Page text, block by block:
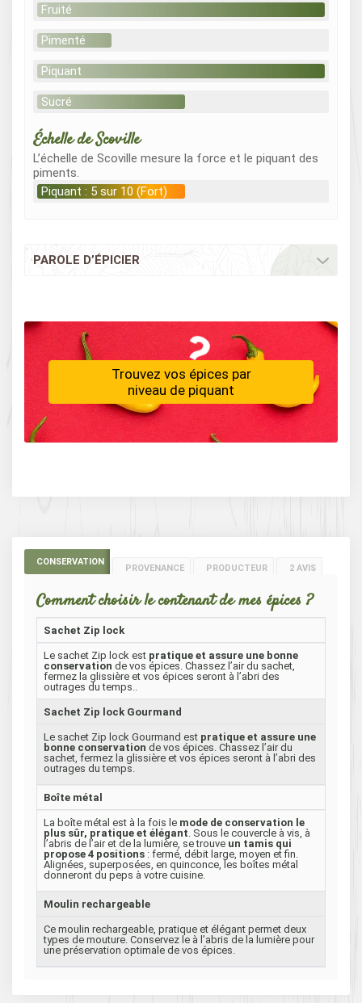
Fruité
Pimenté
Piquant
Sucré
Échelle de Scoville
L’échelle de Scoville mesure la force et le piquant des
piments.
Piquant : 5 sur 10 (Fort)
PAROLE D’ÉPICIER
Trouvez vos épices par
niveau de piquant
CONSERVATION
PROVENANCE PRODUCTEUR 2 AVIS
Comment choisir le contenant de mes épices ?
Sachet Zip lock
Le sachet Zip lock est pratique et assure une bonne
conservation de vos épices. Chassez l’air du sachet,
fermez la glissière et vos épices seront à l’abri des
outrages du temps..
Sachet Zip lock Gourmand
Le sachet Zip lock Gourmand est pratique et assure une
bonne conservation de vos épices. Chassez l’air du
sachet, fermez la glissière et vos épices seront à l’abri des
outrages du temps.
Boîte métal
La boîte métal est à la fois le mode de conservation le
plus sûr, pratique et élégant. Sous le couvercle à vis, à
l’abris de l’air et de la lumière, se trouve un tamis qui
propose 4 positions : fermé, débit large, moyen et fin.
Alignées, superposées, en quinconce, les boîtes métal
donneront du peps à votre cuisine.
Moulin rechargeable
Ce moulin rechargeable, pratique et élégant permet deux
types de mouture. Conservez le à l’abris de la lumière pour
une préservation optimale de vos épices.